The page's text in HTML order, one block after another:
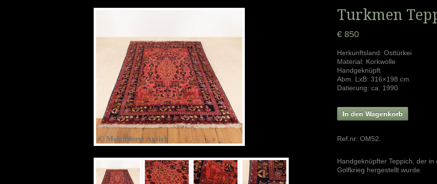
Turkmen
€ 850
Herkunftsland: Osttürkei
Material: Korkwolle
Handgeknüpft
Abm. LxB: 316×198 cm.
Datierung: ca. 1990
In den Wagenkorb
Ref.nr:OM52
Handgeknüpfter Teppich, der
Golfkrieg hergestellt wurde.